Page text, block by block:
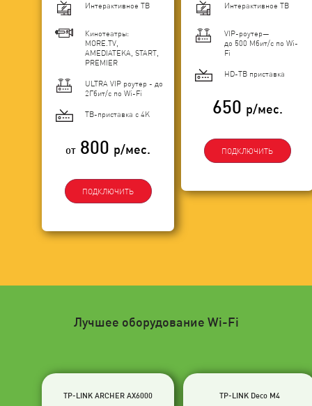
Интерактивное ТВ
Кинотеатры:
MORE.TV,
AMEDIATEKA, START,
PREMIER
ULTRA VIP роутер - до
2Гбит/c по Wi-Fi
ТВ-приставка с 4K
от 800 р/мес.
ПОДКЛЮЧИТЬ
Интерактивное ТВ
VIP-роутер—
до 500 Мбит/с по Wi-
Fi
HD-ТВ приставка
650 р/мес.
ПОДКЛЮЧИТЬ
Лучшее оборудование Wi-Fi
TP-LINK ARCHER AX6000 TP-LINK Deco M4